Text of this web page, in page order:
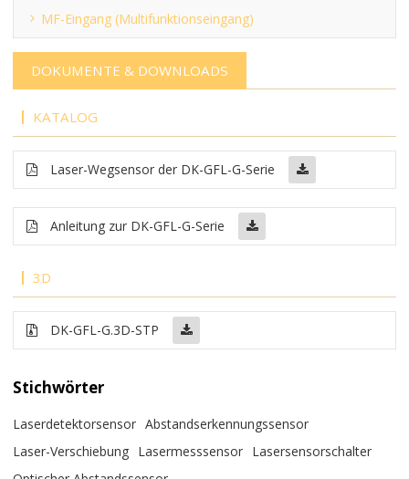
MF-Eingang (Multifunktionseingang)
DOKUMENTE & DOWNLOADS
KATALOG
Laser-Wegsensor der DK-GFL-G-Serie
Anleitung zur DK-GFL-G-Serie
3D
DK-GFL-G.3D-STP
Stichwörter
Laserdetektorsensor Abstandserkennungssensor
Laser-Verschiebung Lasermesssensor Lasersensorschalter